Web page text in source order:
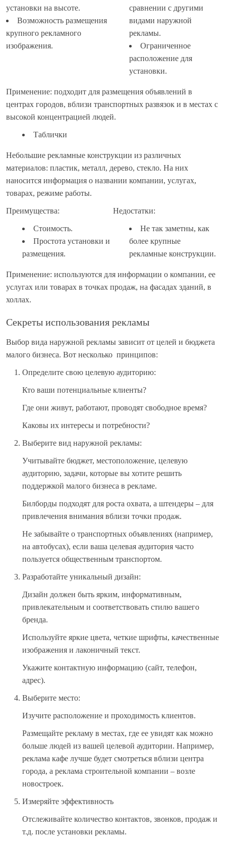
установки на высоте.
Возможность размещения
крупного рекламного
изображения.
сравнении с другими
видами наружной
рекламы.
Ограниченное
расположение для
установки.
Применение: подходит для размещения объявлений в
центрах городов, вблизи транспортных развязок и в местах с
высокой концентрацией людей.
Таблички
Небольшие рекламные конструкции из различных
материалов: пластик, металл, дерево, стекло. На них
наносится информация о названии компании, услугах,
товарах, режиме работы.
Преимущества:
Стоимость.
Простота установки и
размещения.
Недостатки:
Не так заметны, как
более крупные
рекламные конструкции.
Применение: используются для информации о компании, ее
услугах или товарах в точках продаж, на фасадах зданий, в
холлах.
Секреты использования рекламы
Выбор вида наружной рекламы зависит от целей и бюджета
малого бизнеса. Вот несколько принципов:
Определите свою целевую аудиторию:
Кто ваши потенциальные клиенты?
Где они живут, работают, проводят свободное время?
Каковы их интересы и потребности?
Выберите вид наружной рекламы:
Учитывайте бюджет, местоположение, целевую
аудиторию, задачи, которые вы хотите решить
поддержкой малого бизнеса в рекламе.
Билборды подходят для роста охвата, а штендеры – для
привлечения внимания вблизи точки продаж.
Не забывайте о транспортных объявлениях (например,
на автобусах), если ваша целевая аудитория часто
пользуется общественным транспортом.
Разработайте уникальный дизайн:
Дизайн должен быть ярким, информативным,
привлекательным и соответствовать стилю вашего
бренда.
Используйте яркие цвета, четкие шрифты, качественные
изображения и лаконичный текст.
Укажите контактную информацию (сайт, телефон,
адрес).
Выберите место:
Изучите расположение и проходимость клиентов.
Размещайте рекламу в местах, где ее увидят как можно
больше людей из вашей целевой аудитории. Например,
реклама кафе лучше будет смотреться вблизи центра
города, а реклама строительной компании – возле
новостроек.
Измеряйте эффективность
Отслеживайте количество контактов, звонков, продаж и
т.д. после установки рекламы.